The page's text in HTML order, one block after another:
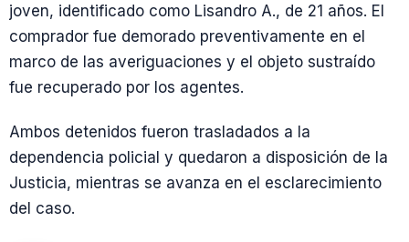
joven, identificado como Lisandro A., de 21 años. El
comprador fue demorado preventivamente en el
marco de las averiguaciones y el objeto sustraído
fue recuperado por los agentes.
Ambos detenidos fueron trasladados a la
dependencia policial y quedaron a disposición de la
Justicia, mientras se avanza en el esclarecimiento
del caso.